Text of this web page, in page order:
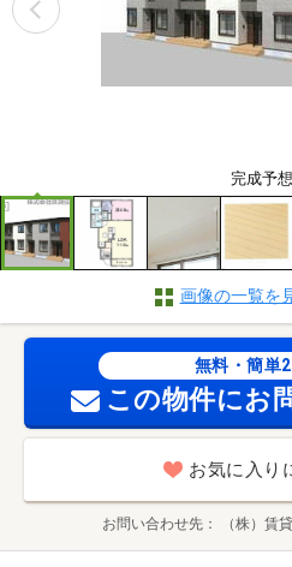
完成予
画像の一覧を
無料・簡単2
この物件にお
お気に入り
お問い合わせ先 （株）賃